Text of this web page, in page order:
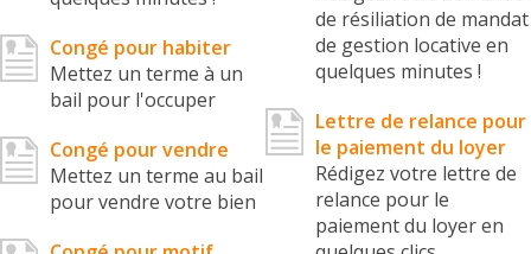
Congé pour habiter
Mettez un terme à un
bail pour l'occuper
Congé pour vendre
Mettez un terme au bail
pour vendre votre bien
de résiliation de mandat
de gestion locative en
quelques minutes !
Lettre de relance pour
le paiement du loyer
Rédigez votre lettre de
relance pour le
paiement du loyer en